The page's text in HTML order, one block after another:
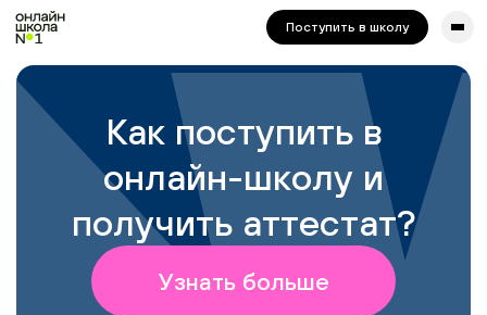
сайта. Для корректной работы попробуйте отключить VPN.
Поступить в школу
Как поступить в
онлайн-школу и
получить аттестат?
Узнать больше